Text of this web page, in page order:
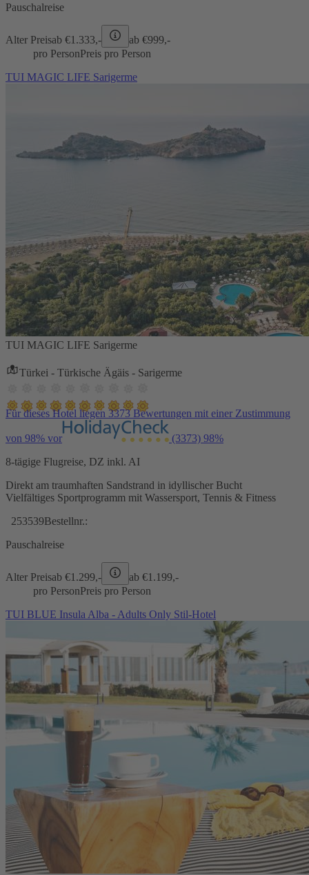
Pauschalreise
Alter Preisab €1.333,- ab €999,-
pro PersonPreis pro Person
TUI MAGIC LIFE Sarigerme
TUI MAGIC LIFE Sarigerme
Türkei - Türkische Ägäis - Sarigerme
Für dieses Hotel liegen 3373 Bewertungen mit einer Zustimmung
von 98% vor (3373) 98%
8-tägige Flugreise, DZ inkl. AI
Direkt am traumhaften Sandstrand in idyllischer Bucht
Vielfältiges Sportprogramm mit Wassersport, Tennis & Fitness
253539Bestellnr.:
Pauschalreise
Alter Preisab €1.299,- ab €1.199,-
pro PersonPreis pro Person
TUI BLUE Insula Alba - Adults Only Stil-Hotel